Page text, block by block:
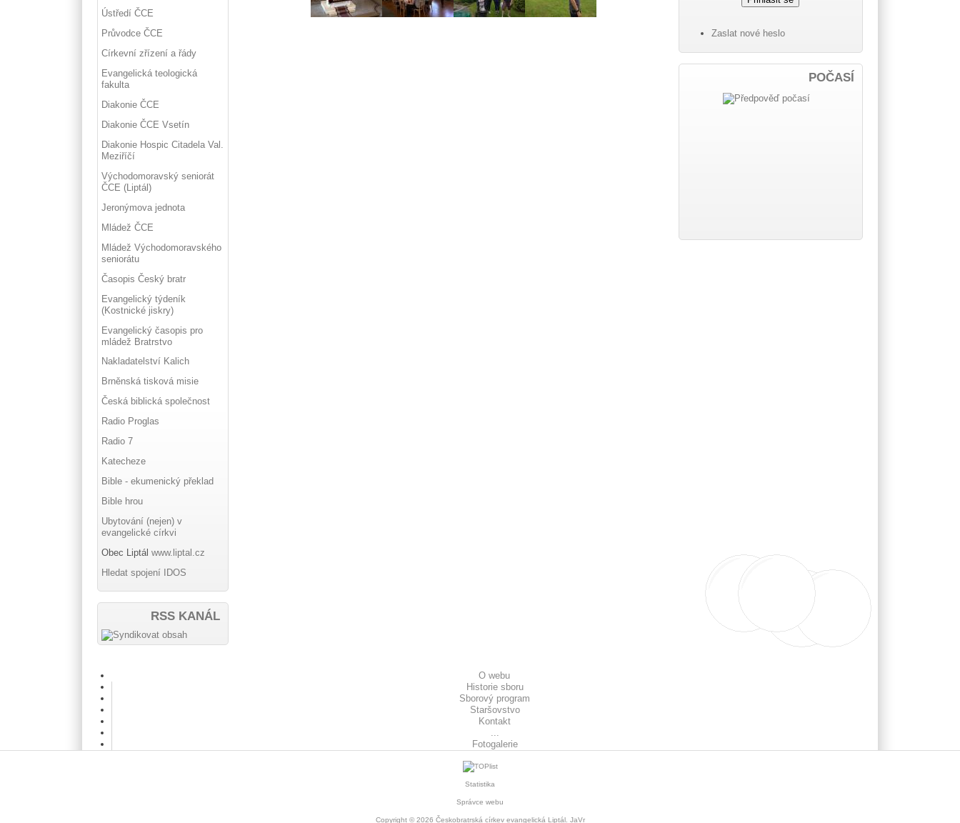
Ústředí ČCE
Průvodce ČCE
Církevní zřízení a řády
Evangelická teologická
fakulta
Diakonie ČCE
Diakonie ČCE Vsetín
Diakonie Hospic Citadela Val.
Meziříčí
Východomoravský seniorát
ČCE (Liptál)
Jeronýmova jednota
Mládež ČCE
Mládež Východomoravského
seniorátu
Časopis Český bratr
Evangelický týdeník
(Kostnické jiskry)
Evangelický časopis pro
mládež Bratrstvo
Nakladatelství Kalich
Brněnská tisková misie
Česká biblická společnost
Radio Proglas
Radio 7
Katecheze
Bible - ekumenický překlad
Bible hrou
Ubytování (nejen) v
evangelické církvi
Obec Liptálwww.liptal.cz
Hledat spojení IDOS
RSS KANÁL
Zaslat nové heslo
POČASÍ
O webu
Historie sboru
Sborový program
Staršovstvo
Kontakt
Fotogalerie
Statistika
Správce webu
Copyright © 2026 Českobratrská církev evangelická Liptál. JaVr